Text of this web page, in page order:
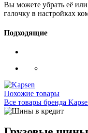
Вы можете убрать её
галочку в настройках
Подходящие
Похожие товары
Все товары бренда